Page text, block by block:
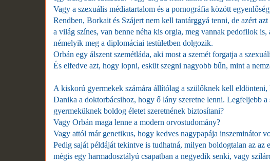
Vagy a szexuális médiatartalom és a pornográfia között
Rendben, Borkait és Szájert nem kell tantárggyá tenni, de azért
a világ színes, van benne néha kis orgia, meg vannak pedofilok
némelyik meg a diplomáciai testületben dolgozik.
Orbán egy álszent szemétláda, aki most a szemét forgatja a
És elfedve azt, hogy lopni, esküt szegni nagyobb bűn, mint a
A kiskorú gyermekek számára állítólag a szülőknek kell
Danika a doktorbácsihoz, hogy ő lány szeretne lenni. Legfeljebb
gyermeküknek boldog életet szeretnének biztosítani?
Vagy Orbán maga lenne a modern orvostudomány?
Vagy attól már genetikus, hogy kedves nagypapája inszeminátor
Pedig saját példáját tekintve is tudhatná, milyen boldogtalan az
mégis egy harmadosztályú csapatban a negyedik senki, vagy